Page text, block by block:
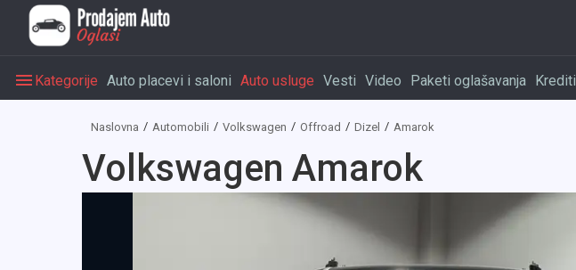
Kategorije Auto placevi i saloni Auto usluge Vesti Video Paketi oglašavanja Krediti
Naslovna Automobili Volkswagen Offroad Dizel Amarok
Volkswagen Amarok